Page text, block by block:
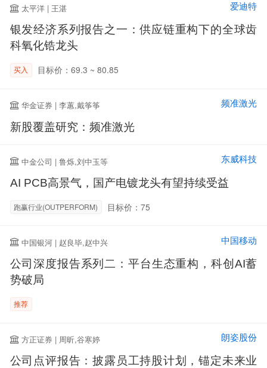
太平洋 | 王湛 爱迪特
银发经济系列报告之一：供应链重构下的全球齿
科氧化锆龙头
买入 目标价：69.3 ~ 80.85
华金证券 | 李蕙,戴筝筝 频准激光
新股覆盖研究：频准激光
中金公司 | 鲁烁,刘中玉等 东威科技
AI PCB高景气，国产电镀龙头有望持续受益
跑赢行业(OUTPERFORM) 目标价：75
中国银河 | 赵良毕,赵中兴 中国移动
公司深度报告系列二：平台生态重构，科创AI蓄
势破局
推荐
方正证券 | 周昕,谷寒婷 朗姿股份
公司点评报告：披露员工持股计划，锚定未来业